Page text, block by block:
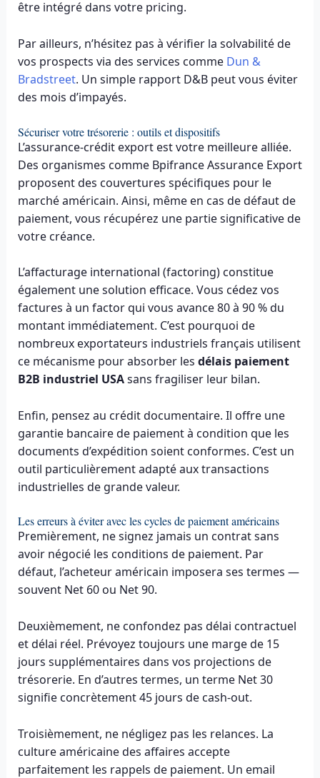
être intégré dans votre pricing.
Par ailleurs, n’hésitez pas à vérifier la solvabilité de
vos prospects via des services comme Dun &
Bradstreet. Un simple rapport D&B peut vous éviter
des mois d’impayés.
Sécuriser votre trésorerie : outils et dispositifs
L’assurance-crédit export est votre meilleure alliée.
Des organismes comme Bpifrance Assurance Export
proposent des couvertures spécifiques pour le
marché américain. Ainsi, même en cas de défaut de
paiement, vous récupérez une partie significative de
votre créance.
L’affacturage international (factoring) constitue
également une solution efficace. Vous cédez vos
factures à un factor qui vous avance 80 à 90 % du
montant immédiatement. C’est pourquoi de
nombreux exportateurs industriels français utilisent
ce mécanisme pour absorber les délais paiement
B2B industriel USAsans fragiliser leur bilan.
Enfin, pensez au crédit documentaire. Il offre une
garantie bancaire de paiement à condition que les
documents d’expédition soient conformes. C’est un
outil particulièrement adapté aux transactions
industrielles de grande valeur.
Les erreurs à éviter avec les cycles de paiement américains
Premièrement, ne signez jamais un contrat sans
avoir négocié les conditions de paiement. Par
défaut, l’acheteur américain imposera ses termes —
souvent Net 60 ou Net 90.
Deuxièmement, ne confondez pas délai contractuel
et délai réel. Prévoyez toujours une marge de 15
jours supplémentaires dans vos projections de
trésorerie. En d’autres termes, un terme Net 30
signifie concrètement 45 jours de cash-out.
Troisièmement, ne négligez pas les relances. La
culture américaine des affaires accepte
parfaitement les rappels de paiement. Un email